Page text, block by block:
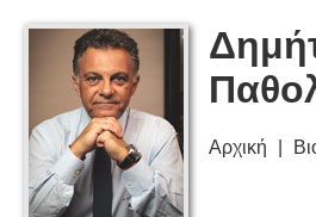
Αρχική